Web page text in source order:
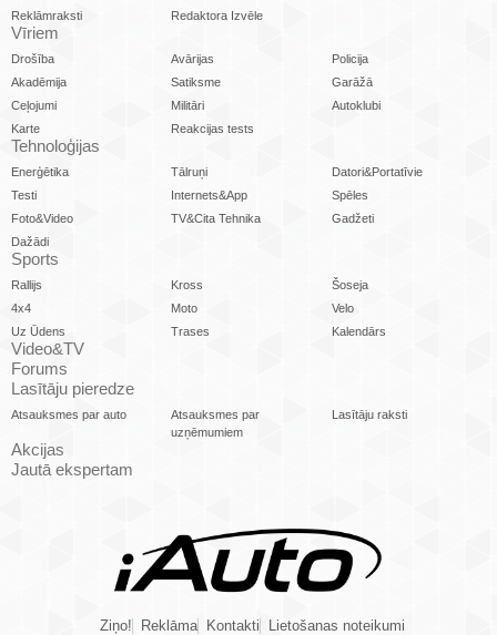
Reklāmraksti
Redaktora Izvēle
Vīriem
Drošība Avārijas
Policija
Akadēmija
Satiksme
Garāžā
Ceļojumi
Militāri
Autoklubi
Karte
Reakcijas tests
Tehnoloģijas
Enerģētika Tālruņi
Datori&Portatīvie
Testi
Internets&App
Spēles
Foto&Video
TV&Cita Tehnika
Gadžeti
Dažādi
Sports
Rallijs Kross
Šoseja
4x4
Moto
Velo
Uz Ūdens
Trases Kalendārs
Video&TV
Forums
Lasītāju pieredze
Atsauksmes par auto
Atsauksmes par
uzņēmumiem
Lasītāju raksti
Akcijas
Jautā ekspertam
Ziņo! Reklāma Kontakti Lietošanas noteikumi